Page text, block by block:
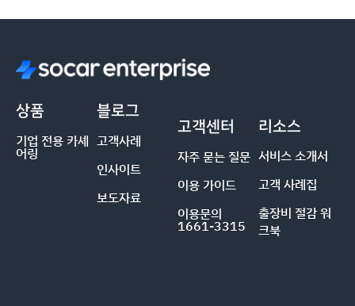
상품
기업 전용 카셰
어링
블로그
고객사례
인사이트
보도자료
고객센터
자주 묻는 질문
이용 가이드
이용문의
1661-3315
리소스
서비스 소개서
고객 사례집
출장비 절감 워
크북